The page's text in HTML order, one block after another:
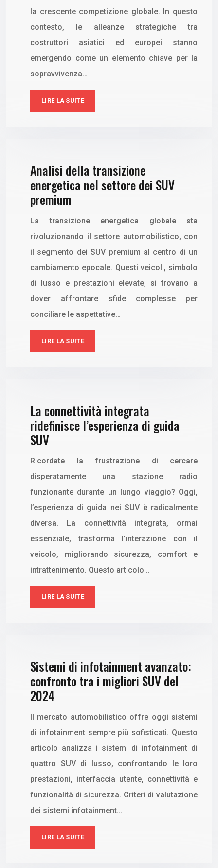
la crescente competizione globale. In questo
contesto, le alleanze strategiche tra
costruttori asiatici ed europei stanno
emergendo come un elemento chiave per la
sopravvivenza…
LIRE LA SUITE
Analisi della transizione
energetica nel settore dei SUV
premium
La transizione energetica globale sta
rivoluzionando il settore automobilistico, con
il segmento dei SUV premium al centro di un
cambiamento epocale. Questi veicoli, simbolo
di lusso e prestazioni elevate, si trovano a
dover affrontare sfide complesse per
conciliare le aspettative…
LIRE LA SUITE
La connettività integrata
ridefinisce l’esperienza di guida
SUV
Ricordate la frustrazione di cercare
disperatamente una stazione radio
funzionante durante un lungo viaggio? Oggi,
l’esperienza di guida nei SUV è radicalmente
diversa. La connettività integrata, ormai
essenziale, trasforma l’interazione con il
veicolo, migliorando sicurezza, comfort e
intrattenimento. Questo articolo…
LIRE LA SUITE
Sistemi di infotainment avanzato:
confronto tra i migliori SUV del
2024
Il mercato automobilistico offre oggi sistemi
di infotainment sempre più sofisticati. Questo
articolo analizza i sistemi di infotainment di
quattro SUV di lusso, confrontando le loro
prestazioni, interfaccia utente, connettività e
funzionalità di sicurezza. Criteri di valutazione
dei sistemi infotainment…
LIRE LA SUITE